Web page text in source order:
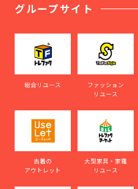
グループサイト
総合リユース
ファッション
リユース
古着の
アウトレット
大型家具・家電
リユース